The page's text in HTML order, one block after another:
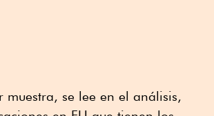
muestra, se lee en el análisis,